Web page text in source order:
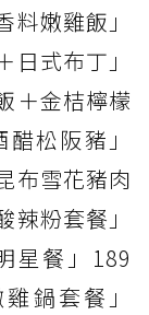
嫩雞飯」
式布丁」
＋金桔檸檬
松阪豬」
布雪花豬肉
粉套餐」
星餐」189
鍋套餐」